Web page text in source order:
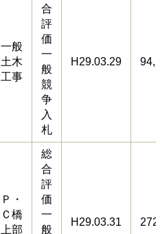
一般
土木
工事
合
評
価
一
般
競
争
入
札
H29.03.29
Ｐ・
Ｃ橋
上部
総
合
評
価
一
般
H29.03.31